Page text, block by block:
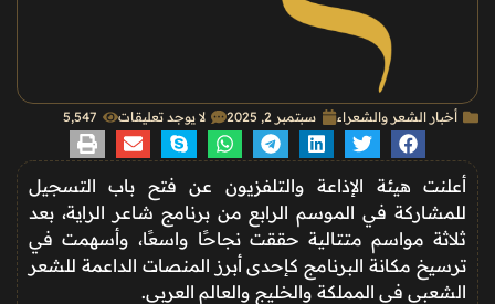
أخبار الشعر والشعراء سبتمبر 2, 2025 لا يوجد تعليقات 5٬547
أعلنت هيئة الإذاعة والتلفزيون عن فتح باب التسجيل
للمشاركة في الموسم الرابع من برنامج شاعر الراية، بعد
ثلاثة مواسم متتالية حققت نجاحًا واسعًا، وأسهمت في
ترسيخ مكانة البرنامج كإحدى أبرز المنصات الداعمة للشعر
الشعبي في المملكة والخليج والعالم العربي.